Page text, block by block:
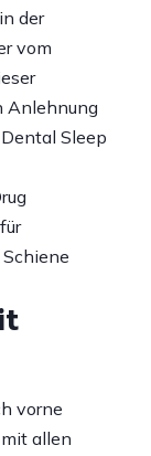
der
vom
Anlehnung
Sleep
vorne
allen